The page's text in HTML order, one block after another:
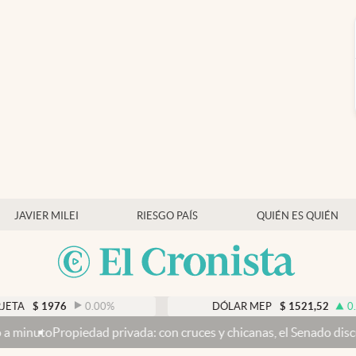
JAVIER MILEI RIESGO PAÍS QUIÉN ES QUIÉN
0.00% $ 1521,52 0.23%
con cruces y chicanas, el Senado discute el proyecto y se